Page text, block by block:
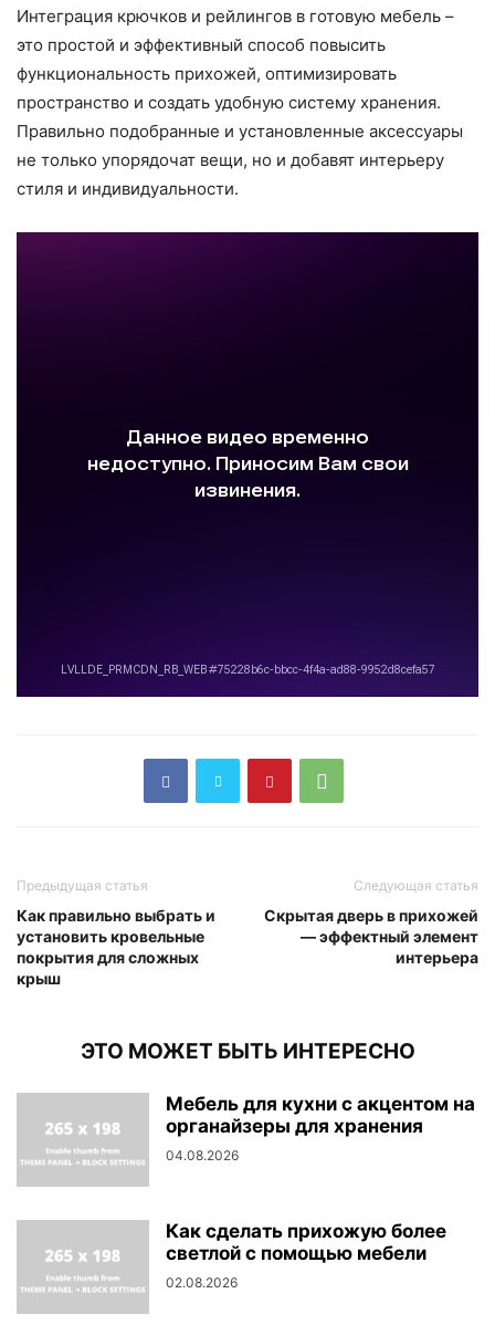
Интеграция крючков и рейлингов в готовую мебель –
это простой и эффективный способ повысить
функциональность прихожей, оптимизировать
пространство и создать удобную систему хранения.
Правильно подобранные и установленные аксессуары
не только упорядочат вещи, но и добавят интерьеру
стиля и индивидуальности.
Предыдущая статья
Как правильно выбрать и
установить кровельные
покрытия для сложных
крыш
Следующая статья
Скрытая дверь в прихожей
— эффектный элемент
интерьера
ЭТО МОЖЕТ БЫТЬ ИНТЕРЕСНО
Мебель для кухни с акцентом на
органайзеры для хранения
04.08.2026
Как сделать прихожую более
светлой с помощью мебели
02.08.2026